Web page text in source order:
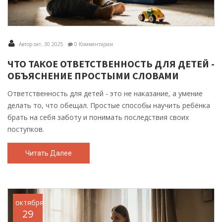
Автор окт, 30 2025 0 Комментарии
ЧТО ТАКОЕ ОТВЕТСТВЕННОСТЬ ДЛЯ ДЕТЕЙ -
ОБЪЯСНЕНИЕ ПРОСТЫМИ СЛОВАМИ
Ответственность для детей - это не наказание, а умение
делать то, что обещал. Простые способы научить ребёнка
брать на себя заботу и понимать последствия своих
поступков.
Читать Далее
октября
29